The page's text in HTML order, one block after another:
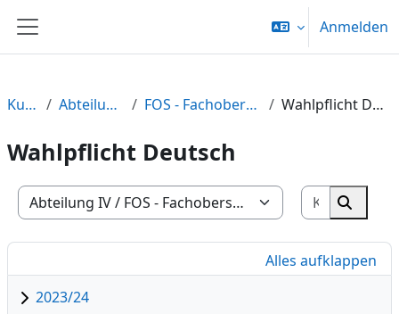
Website-Übersicht
Anmelden
Kurse Abteilung IV FOS - Fachoberschule Wahlpflicht Deutsch
Wahlpflicht Deutsch
Kursbereiche
Kurse
Kurse
Alles aufklappen
2023/24